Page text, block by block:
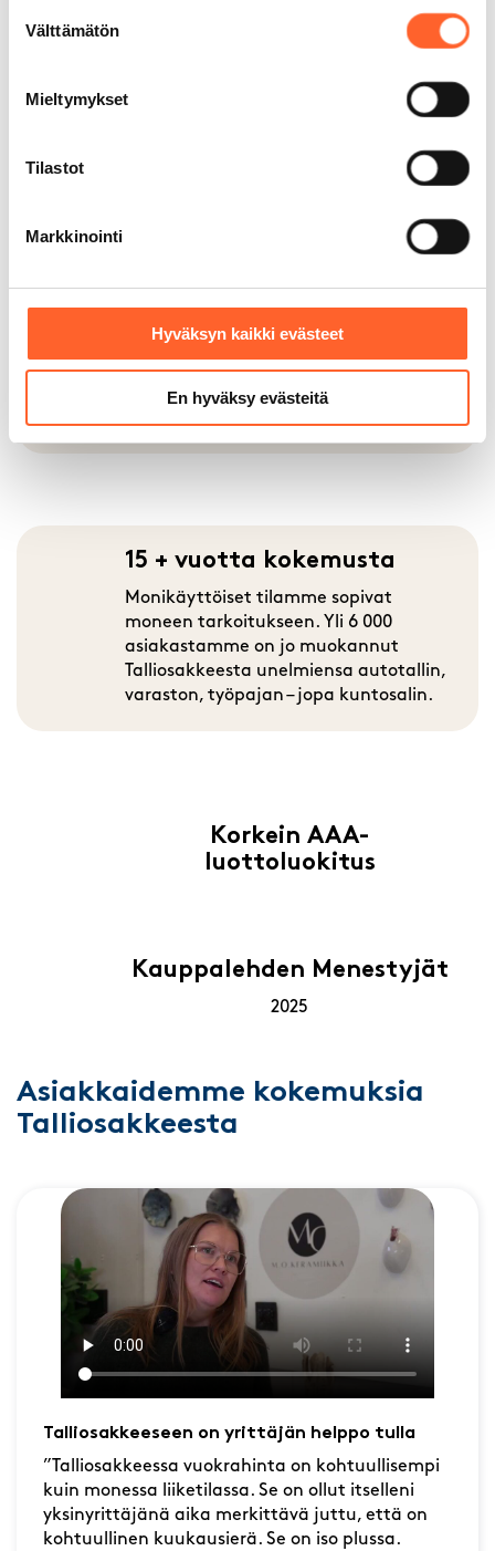
valinta
Välttämätön
Mieltymykset
Tilastot
Markkinointi
Hyväksyn kaikki evästeet
En hyväksy evästeitä
asiakastamme on jo muokannut
Talliosakkeesta unelmiensa autotallin,
30 + paikkakuntaa
moneen tarkoitukseen. Yli 6 000
asiakastamme on jo muokannut
Talliosakkeesta unelmiensa autotallin,
15 + vuotta kokemusta
Monikäyttöiset tilamme sopivat
moneen tarkoitukseen. Yli 6 000
asiakastamme on jo muokannut
Talliosakkeesta unelmiensa autotallin,
varaston, työpajan – jopa kuntosalin.
Korkein AAA-
luottoluokitus
Kauppalehden Menestyjät
2025
Asiakkaidemme kokemuksia
Talliosakkeesta
Talliosakkeeseen on yrittäjän helppo tulla
”Talliosakkeessa vuokrahinta on kohtuullisempi
kuin monessa liiketilassa. Se on ollut itselleni
yksinyrittäjänä aika merkittävä juttu, että on
kohtuullinen kuukausierä. Se on iso plussa.